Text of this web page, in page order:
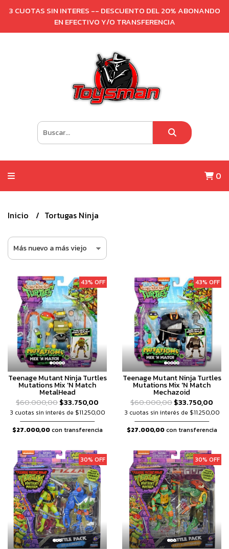
3 CUOTAS SIN INTERES -- DESCUENTO DEL 20% ABONANDO
EN EFECTIVO Y/O TRANSFERENCIA
0
Inicio Tortugas Ninja
43% OFF
Teenage Mutant Ninja Turtles
Mutations Mix 'N Match
MetalHead
$60.000,00$33.750,00
3 cuotas sin interés de $11.250,00
$27.000,00con transferencia
43% OFF
Teenage Mutant Ninja Turtles
Mutations Mix 'N Match
Mechazoid
$60.000,00$33.750,00
3 cuotas sin interés de $11.250,00
$27.000,00con transferencia
30% OFF 30% OFF